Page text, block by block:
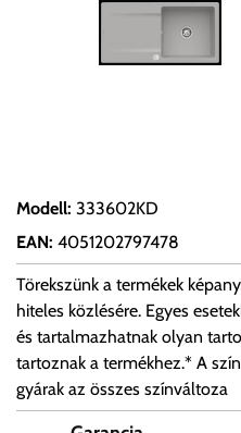
Modell: 333602KD
EAN: 4051202797478
Törekszünk a termékek
hiteles közlésére. Egyes
és tartalmazhatnak olyan
tartoznak a termékhez.* A
gyárak az összes színváltoza